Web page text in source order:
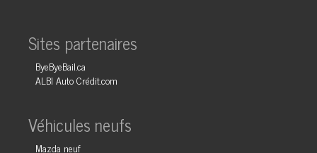
Sites partenaires
ByeByeBail.ca
ALBI Auto Crédit.com
Véhicules neufs
Mazda neuf